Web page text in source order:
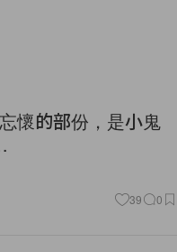
懷的部份，是小鬼
39 0